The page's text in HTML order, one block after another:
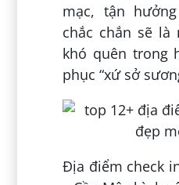
mạc, tận
chắc chắn sẽ
khó quên trong
phục “xứ sở
Địa điểm check